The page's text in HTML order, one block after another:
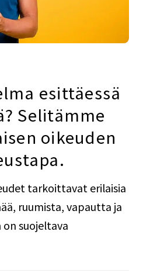
esittäessä
Selitämme
oikeuden
tarkoittavat erilaisia
ruumista, vapautta ja
suojeltava